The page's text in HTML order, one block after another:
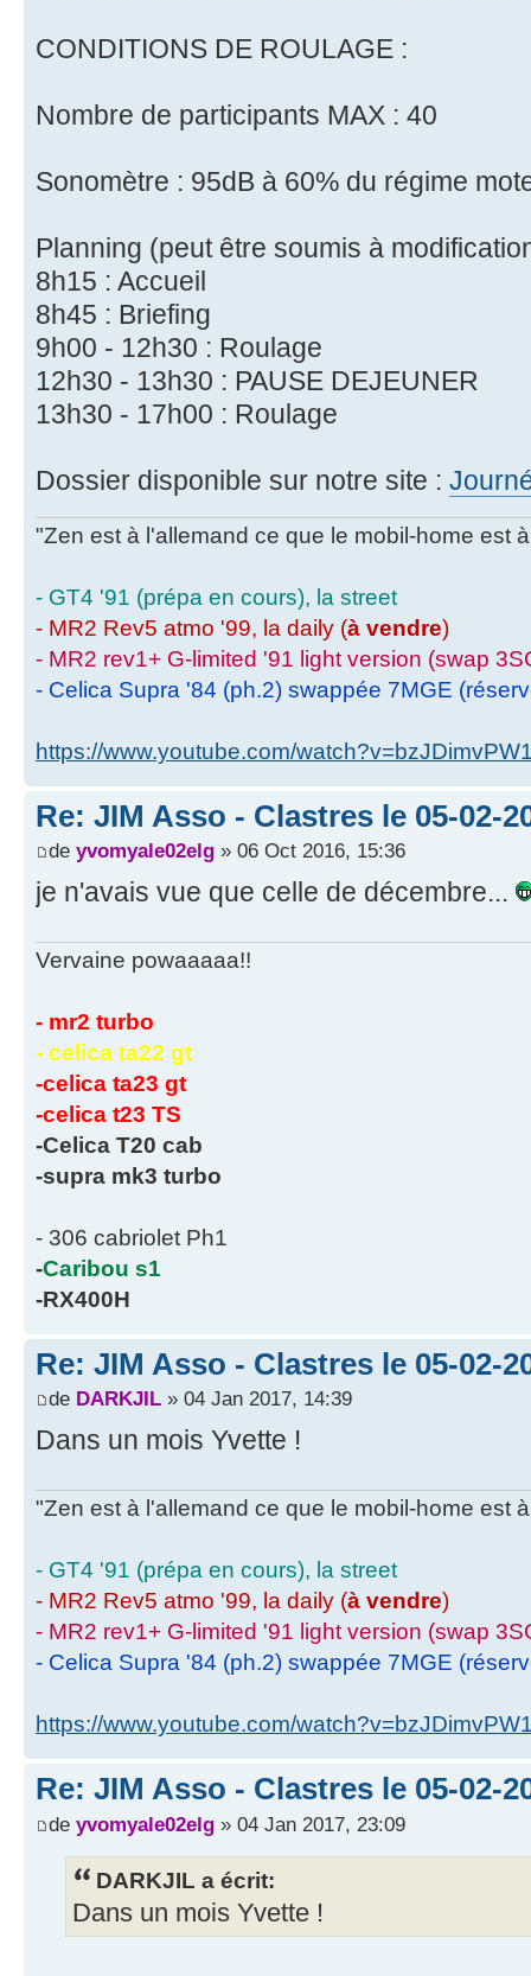
CONDITIONS DE ROULAGE :
Nombre de participants MAX : 40
Sonomètre : 95dB à 60% du régime
Planning (peut être soumis à
8h15 : Accueil
8h45 : Briefing
9h00 - 12h30 : Roulage
12h30 - 13h30 : PAUSE DEJEUNER
13h30 - 17h00 : Roulage
Dossier disponible sur notre site :
"Zen est à l'allemand ce que le mobil-home est
- GT4 '91 (prépa en cours), la street
- MR2 Rev5 atmo '99, la daily (à vendre)
- MR2 rev1+ G-limited '91 light version (swap
- Celica Supra '84 (ph.2) swappée 7MGE
https://www.youtube.com/
Re: JIM Asso - Clastres le 05-02-
de yvomyale02elg » 06 Oct 2016, 15:36
je n'avais vue que celle de décembre...
Vervaine powaaaaa!!
- mr2 turbo
- celica ta22 gt
-celica ta23 gt
-celica t23 TS
-Celica T20 cab
-supra mk3 turbo
- 306 cabriolet Ph1
-Caribou s1
-RX400H
Re: JIM Asso - Clastres le 05-02-
de DARKJIL » 04 Jan 2017, 14:39
Dans un mois Yvette !
"Zen est à l'allemand ce que le mobil-home est
- GT4 '91 (prépa en cours), la street
- MR2 Rev5 atmo '99, la daily (à vendre)
- MR2 rev1+ G-limited '91 light version (swap
- Celica Supra '84 (ph.2) swappée 7MGE
https://www.youtube.com/
Re: JIM Asso - Clastres le 05-02-
de yvomyale02elg » 04 Jan 2017, 23:09
DARKJIL a écrit:
Dans un mois Yvette !